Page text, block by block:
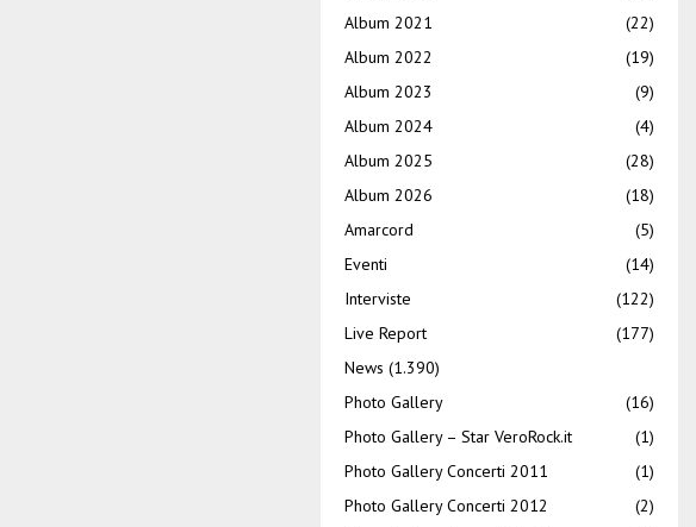
Album 2021
(22)
Album 2022
(19)
Album 2023
(9)
Album 2024
(4)
Album 2025
(28)
Album 2026
(18)
Amarcord
(5)
Eventi
(14)
Interviste
(122)
Live Report
(177)
News (1.390)
Photo Gallery
(16)
Photo Gallery – Star VeroRock.it
(1)
Photo Gallery Concerti 2011
(1)
Photo Gallery Concerti 2012
(2)